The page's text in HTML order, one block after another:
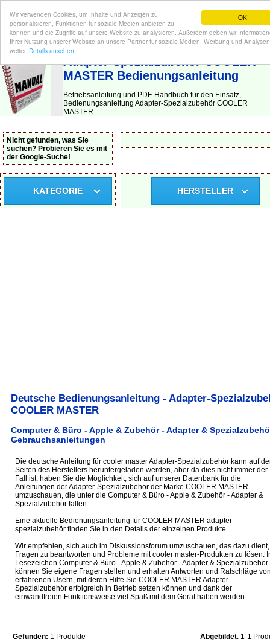
OK!
Wir verwenden Cookies, um Inhalte und Anzeigen zu
personalisieren, Funktionen für soziale Medien anbieten zu
können und die Zugriffe auf unsere Website zu analysieren. Außerdem geben wir
Ihrer Nutzung unserer Website an unsere Partner für soziale Medien, Werbung und Analysen
weiter. Details ansehen
BEDIENUNGSANLEITUNG | Hier finden Sie die deutsche Anleitung!
Adapter-Spezialzubehör COOLER
MASTER Bedienungsanleitung
Betriebsanleitung und PDF-Handbuch für den Einsatz,
Bedienungsanleitung Adapter-Spezialzubehör COOLER
MASTER
Nicht gefunden, was Sie
suchen? Probieren Sie es mit
der Google-Suche!
KATEGORIE HERSTELLER
Deutsche Bedienungsanleitung - Adapter-
COOLER MASTER
Computer & Büro - Apple & Zubehör - Adapter &
Gebrauchsanleitungen
Die deutsche Anleitung für cooler master Adapter-Spezialzubehör kann auf
Seiten des Herstellers heruntergeladen werden, aber da dies nicht immer der
Fall ist, haben Sie die Möglichkeit, sich auf unserer Datenbank für die
Anleitungen der Adapter-Spezialzubehör der Marke COOLER MASTER
umzuschauen, die unter die Computer & Büro - Apple & Zubehör - Adapter &
Spezialzubehör fallen.
Eine aktuelle Bedienungsanleitung für COOLER MASTER adapter-
spezialzubehör finden Sie in den Details der einzelnen Produkte.
Wir empfehlen, sich auch im Diskussionsforum umzuschauen, das dazu dient,
Fragen zu beantworten und Probleme mit cooler master-Produkten zu lösen.
Lesezeichen Computer & Büro - Apple & Zubehör - Adapter & Spezialzubehör
können Sie eigene Fragen stellen und erhalten Antworten und Ratschläge
erfahrenen Usern, mit deren Hilfe Sie COOLER MASTER Adapter-
Spezialzubehör erfolgreich in Betrieb setzen können und dank der
einwandfreien Funktionsweise viel Spaß mit dem Gerät haben werden.
Gefunden: 1 Produkte Abgebildet: 1-1